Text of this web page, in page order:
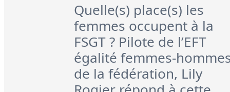
Quelle(s) place(s) les
femmes occupent à la
FSGT ? Pilote de l’EFT
égalité femmes-
de la fédération, Lily